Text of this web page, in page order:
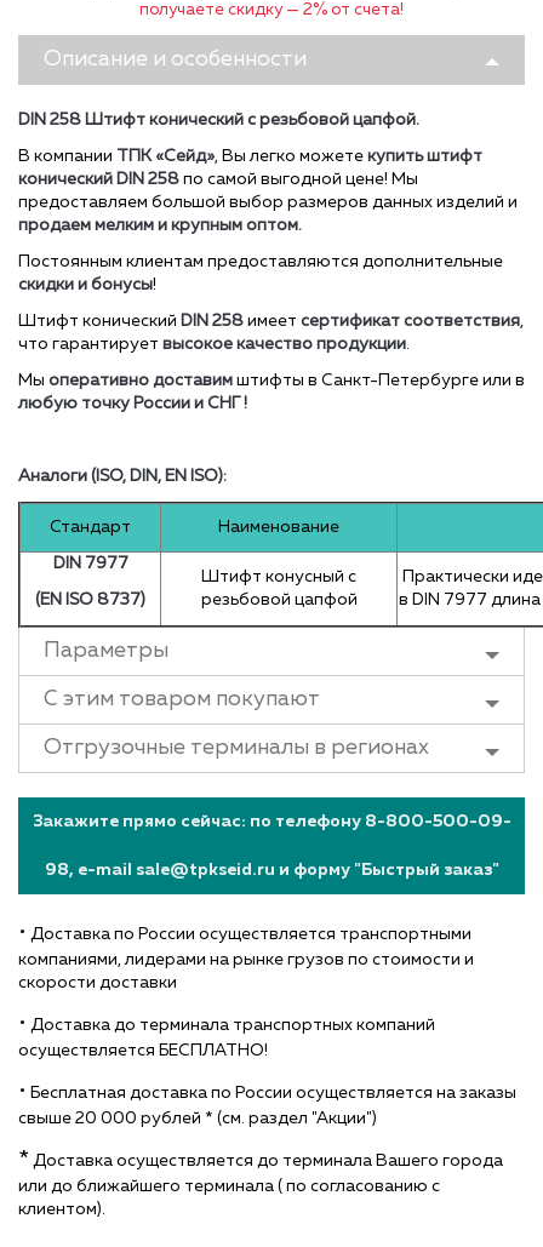
получаете скидку — 2% от счета!
Описание и особенности
DIN 258 Штифт конический с резьбовой цапфой.
В компании ТПК «Сейд», Вы легко можете купить штифт
конический DIN 258 по самой выгодной цене! Мы
предоставляем большой выбор размеров данных изделий и
продаем мелким и крупным оптом.
Постоянным клиентам предоставляются дополнительные
скидки и бонусы!
Штифт конический DIN 258 имеет сертификат соответствия,
что гарантирует высокое качество продукции.
Мы оперативно доставим штифты в Санкт-Петербурге или в
любую точку России и СНГ !
Аналоги (ISO, DIN, EN ISO):
Стандарт Наименование
DIN 7977
(EN ISO 8737)
Штифт конусный с
резьбовой цапфой
Практически
в DIN 7977
Параметры
С этим товаром покупают
Отгрузочные терминалы в регионах
Закажите прямо сейчас: по телефону 8-800-500-09-
98, e-mail sale@tpkseid.ru и форму "Быстрый заказ"
• Доставка по России осуществляется транспортными
компаниями, лидерами на рынке грузов по стоимости и
скорости доставки
• Доставка до терминала транспортных компаний
осуществляется БЕСПЛАТНО!
• Бесплатная доставка по России осуществляется на заказы
свыше 20 000 рублей * (см. раздел "Акции")
* Доставка осуществляется до терминала Вашего города
или до ближайшего терминала ( по согласованию с
клиентом).